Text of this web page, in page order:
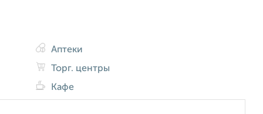
Аптеки
Торг. центры
Кафе